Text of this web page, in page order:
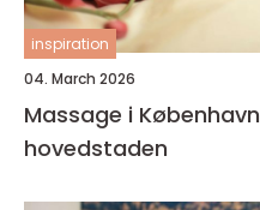
inspiration
04. March 2026
Massage i
hovedstaden